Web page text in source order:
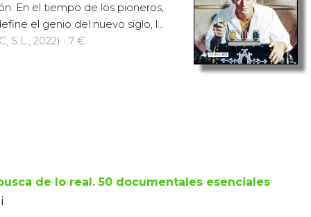
En el tiempo de los pioneros,
el genio del nuevo siglo, l...
S.L., 2022) · 7 €
de lo real. 50 documentales esenciales